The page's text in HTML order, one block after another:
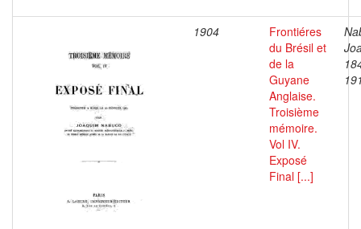
1904
Frontiéres
du Brésil et
de la
Guyane
Anglaise.
Troisième
mémoire.
Vol IV.
Exposé
Final [...]